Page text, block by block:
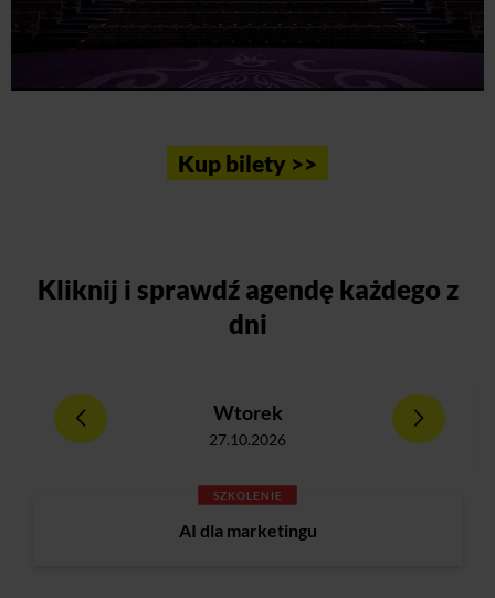
Kup bilety >>
Kliknij i sprawdź agendę każdego z
dni
Wtorek
27.10.2026
SZKOLENIE
AI dla marketingu